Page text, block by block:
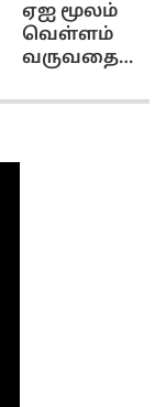
ஏஐ மூலம்
வெள்ளம்
வருவதை